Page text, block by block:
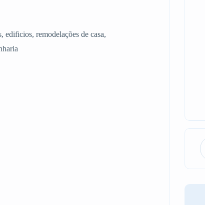
edificios, remodelações de casa,